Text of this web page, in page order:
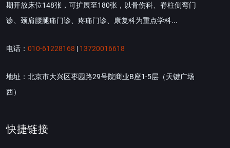
期开放床位148张，可扩展至180张，以骨伤科、脊柱侧弯门
诊、颈肩腰腿痛门诊、疼痛门诊、康复科为重点学科...
电话： 010-61228168 | 13720016618
地址：北京市大兴区枣园路29号院商业B座1-5层（天键广场
西）
快捷链接